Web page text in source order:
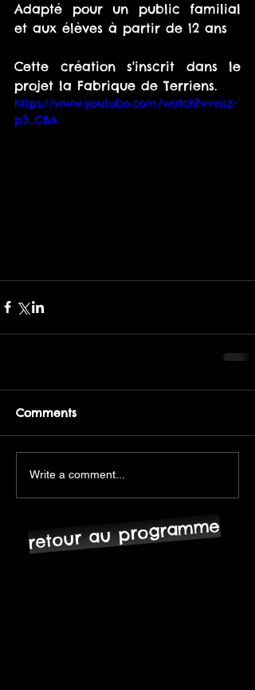
Adapté pour un public familial
et aux élèves à partir de 12 ans
Cette création s'inscrit dans le
projet la Fabrique de Terriens.
https://www.youtube.com/watch?v=visz-
p3_CBA
Comments
Write a comment...
retour au programme